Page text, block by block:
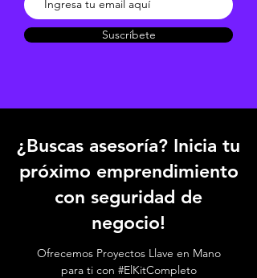
Suscríbete
¿Buscas asesoría? Inicia tu
próximo emprendimiento
con seguridad de
negocio!
Ofrecemos Proyectos Llave en Mano
para ti con #ElKitCompleto